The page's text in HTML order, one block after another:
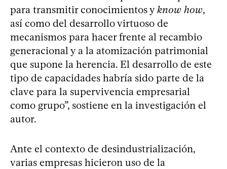
para transmitir conocimientos yknow how,
así como del desarrollo virtuoso de
mecanismos para hacer frente al recambio
generacional y a la atomización patrimonial
que supone la herencia. El desarrollo de este
tipo de capacidades habría sido parte de la
clave para la supervivencia empresarial
como grupo”, sostiene en la investigación el
autor.
Ante el contexto de desindustrialización,
varias empresas hicieron uso de la